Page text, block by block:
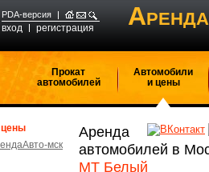
PDA-версия
вход регистрация А
Прокат
автомобилей
Автомобили
и цены
цены
мск
Аренда
автомобилей в
MT Белый